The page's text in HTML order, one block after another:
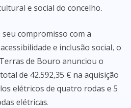
e social do concelho.
compromisso com a
e inclusão social, o
de Bouro anunciou o
de 42.592,35 € na aquisição
elétricos de quatro rodas e 5
elétricas.